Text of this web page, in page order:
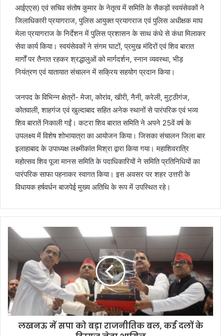
आईएएस) एवं सचिव संतोष कुमार के नेतृत्व में समिति के सैकड़ों स्वयंसेवकों ने
जिलाधिकारी प्रयागराज, पुलिस आयुक्त प्रयागराज एवं पुलिस अधीक्षक माघ
मेला प्रयागराज के निर्देशन में पुलिस प्रशासन के साथ कंधे से कंधा मिलाकर
सेवा कार्य किया। स्वयंसेवकों ने संगम घाटों, प्रमुख मंदिरों एवं शिव बारात
मार्गों पर तैनात रहकर श्रद्धालुओं को मार्गदर्शन, स्नान व्यवस्था, भीड़
नियंत्रण एवं यातायात संचालन में सक्रिय सहयोग प्रदान किया।
जनपद के विभिन्न क्षेत्रों- मेजा, कोरांव, खीरी, नैनी, करेली, मुट्ठीगंज,
कोतवाली, शाहगंज एवं खुल्दाबाद सहित अनेक स्थानों से पारंपरिक एवं भव्य
शिव बारातें निकाली गईं। कटरा शिव बारात समिति ने अपने 25वें वर्ष के
उपलक्ष्य में विशेष शोभायात्रा का आयोजन किया। जिसका संचालन जिला बार
इलाहाबाद के उपाध्यक्ष लक्ष्मीकांत मिश्रा द्वारा किया गया। महाशिवरात्रि
महोत्सव शिव पूजा मानस समिति के पदाधिकारियों ने समिति प्रतिनिधियों का
पारंपरिक साफा पहनाकर स्वागत किया। इस अवसर पर शहर उत्तरी के
विधायक हर्षवर्धन बाजपेई मुख्य अतिथि के रूप में उपस्थित रहे।
लखनऊ में सपा को बड़ा राजनीतिक बल, कई दलों के